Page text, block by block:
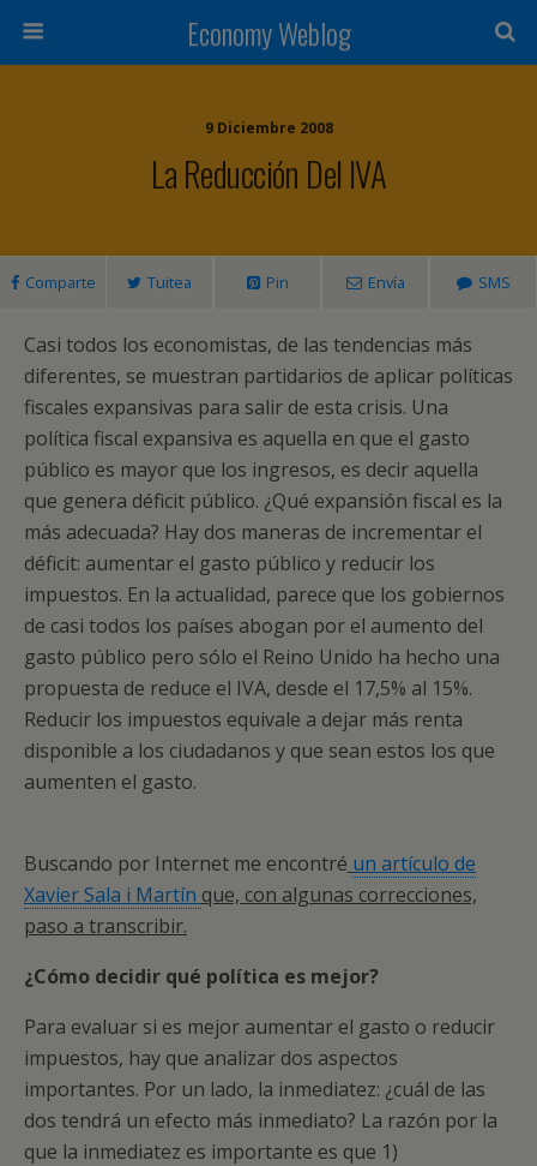
Economy Weblog
9 Diciembre 2008
La Reducción Del IVA
Comparte Tuitea Pin Envía SMS
Casi todos los economistas, de las tendencias más
diferentes, se muestran partidarios de aplicar políticas
fiscales expansivas para salir de esta crisis. Una
política fiscal expansiva es aquella en que el gasto
público es mayor que los ingresos, es decir aquella
que genera déficit público. ¿Qué expansión fiscal es la
más adecuada? Hay dos maneras de incrementar el
déficit: aumentar el gasto público y reducir los
impuestos. En la actualidad, parece que los gobiernos
de casi todos los países abogan por el aumento del
gasto público pero sólo el Reino Unido ha hecho una
propuesta de reduce el IVA, desde el 17,5% al 15%.
Reducir los impuestos equivale a dejar más renta
disponible a los ciudadanos y que sean estos los que
aumenten el gasto.
Buscando por Internet me encontré un artículo de
Xavier Sala i Martín que, con algunas correcciones,
paso a transcribir.
¿Cómo decidir qué política es mejor?
Para evaluar si es mejor aumentar el gasto o reducir
impuestos, hay que analizar dos aspectos
importantes. Por un lado, la inmediatez: ¿cuál de las
dos tendrá un efecto más inmediato? La razón por la
que la inmediatez es importante es que 1)